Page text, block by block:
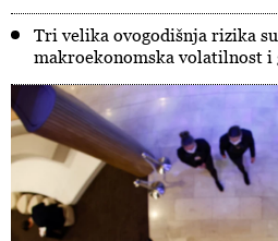
Tri velika ovogodišnja rizika
makroekonomska volatilnost